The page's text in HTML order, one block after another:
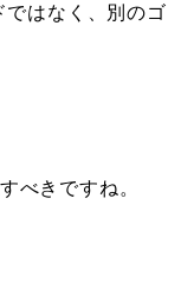
はなく、別のゴ
すべきですね。